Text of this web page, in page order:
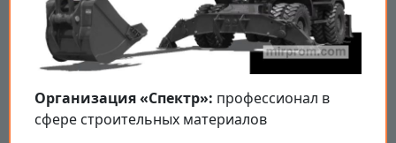
Организация «Спектр»: профессионал в
сфере строительных материалов